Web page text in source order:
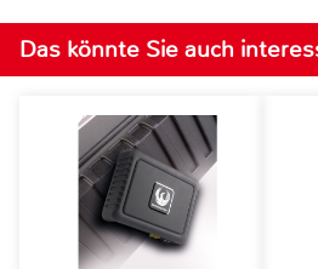
Das könnte Sie auch